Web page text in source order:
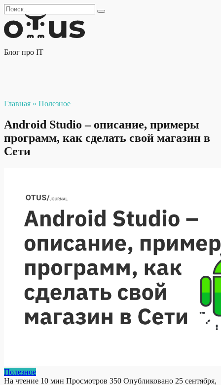
Перейти
к
содержанию
Search
for:
Блог про IT
Главная » Полезное
Android Studio – описание, примеры
программ, как сделать свой магазин в
Сети
Полезное
На чтение 10 мин Просмотров 350 Опубликовано 25 сентября,